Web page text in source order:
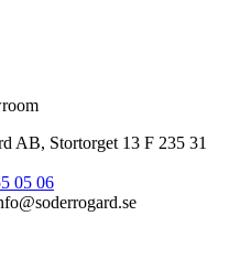
AB, Stortorget 13 F 235 31
05 06